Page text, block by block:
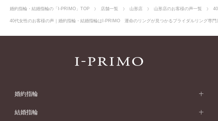
婚約指輪・結婚指輪の「I-PRIMO」TOP 店舗一覧 山形店 山形店のお客様の声一覧
40代女性のお客様の声｜婚約指輪・結婚指輪はI-PRIMO 運命のリングが見つかるブライダルリング専
婚約指輪
婚約指輪 (エンゲージリング)
結婚指輪